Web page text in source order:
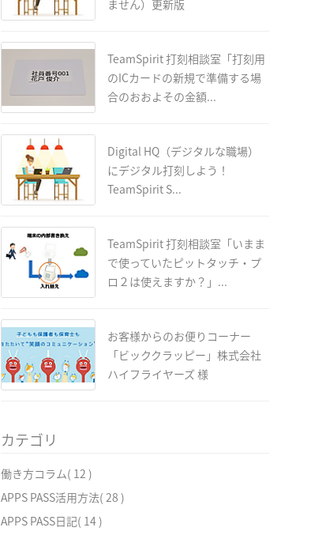
ません）更新版
TeamSpirit 打刻相談室「打刻用
のICカードの新規で準備する場
合のおおよその金額...
Digital HQ（デジタルな職場）
にデジタル打刻しよう！
TeamSpirit S...
TeamSpirit 打刻相談室「いまま
で使っていたピットタッチ・プ
ロ２は使えますか？」...
お客様からのお便りコーナー
「ビッククラッピー」株式会社
ハイフライヤーズ 様
カテゴリ
働き方コラム( 12 )
APPS PASS活用方法( 28 )
APPS PASS日記( 14 )